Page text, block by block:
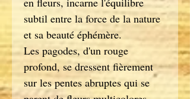
subtil entre la force de la nature
et sa beauté éphémère.
Les pagodes, d'un rouge
profond, se dressent fièrement
sur les pentes abruptes qui se